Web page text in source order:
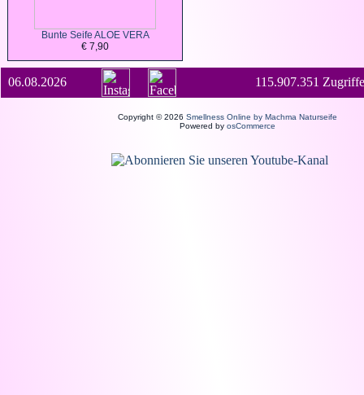
Bunte Seife ALOE VERA
€ 7,90
06.08.2026 115.907.351
Copyright © 2026 Smellness Online by Machma Naturseife
Powered by osCommerce